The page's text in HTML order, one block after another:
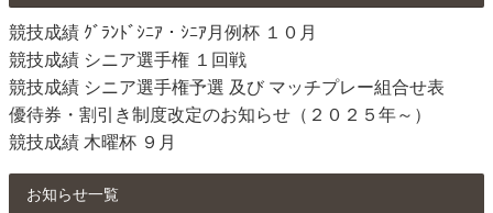
競技成績 ｸﾞﾗﾝﾄﾞｼﾆｱ・ｼﾆｱ月例杯 １０月
競技成績 シニア選手権 １回戦
競技成績 シニア選手権予選 及び マッチプレー組合せ表
優待券・割引き制度改定のお知らせ（２０２５年～）
競技成績 木曜杯 ９月
お知らせ一覧